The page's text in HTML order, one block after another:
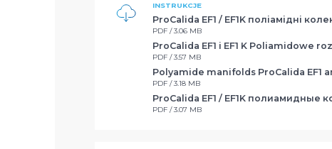
INSTRUKCJE
ProCalida EF1 / EF1K поліамідні
PDF / 3.06 MB
ProCalida EF1 i EF1 K Poliamidowe
PDF / 3.57 MB
Polyamide manifolds ProCalida EF1
PDF / 3.18 MB
ProCalida EF1 / EF1K полиамидные
PDF / 3.07 MB